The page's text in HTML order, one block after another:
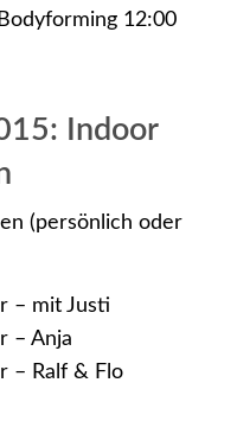
12:00
Indoor
(persönlich oder
– mit Justi
– Anja
– Ralf & Flo